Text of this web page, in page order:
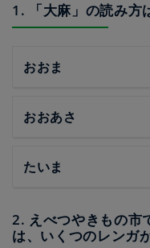
1. 「大麻」の読み方
おおま
おおあさ
たいま
2. えべつやきもの市
は、いくつのレンガ